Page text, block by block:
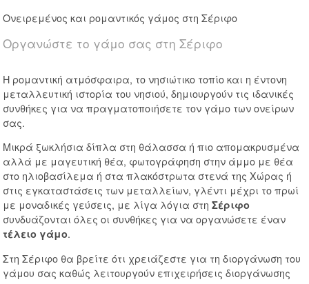
Ονειρεμένος και ρομαντικός γάμος στη Σέριφο
Οργανώστε το γάμο σας στη Σέριφο
Η ρομαντική ατμόσφαιρα, το νησιώτικο τοπίο και η έντονη
μεταλλευτική ιστορία του νησιού, δημιουργούν τις ιδανικές
συνθήκες για να πραγματοποιήσετε τον γάμο των ονείρων
σας.
Μικρά ξωκλήσια δίπλα στη θάλασσα ή πιο απομακρυσμένα
αλλά με μαγευτική θέα, φωτογράφηση στην άμμο με θέα
στο ηλιοβασίλεμα ή στα πλακόστρωτα στενά της Χώρας ή
στις εγκαταστάσεις των μεταλλείων, γλέντι μέχρι το πρωί
με μοναδικές γεύσεις, με λίγα λόγια στηΣέριφο
συνδυάζονται όλες οι συνθήκες για να οργανώσετε έναν
τέλειο γάμο.
Στη Σέριφο θα βρείτε ότι χρειάζεστε για τη διοργάνωση του
γάμου σας καθώς λειτουργούν επιχειρήσεις διοργάνωσης